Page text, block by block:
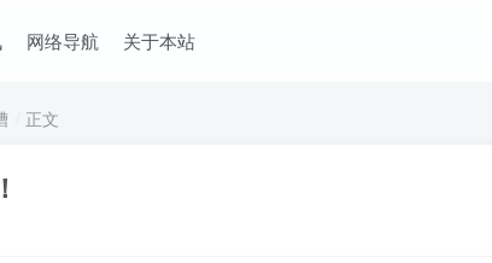
网络导航 关于本站
正文